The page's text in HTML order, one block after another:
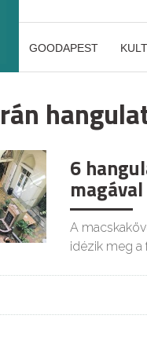
GOODAPEST KULT
6
A
idézik meg a